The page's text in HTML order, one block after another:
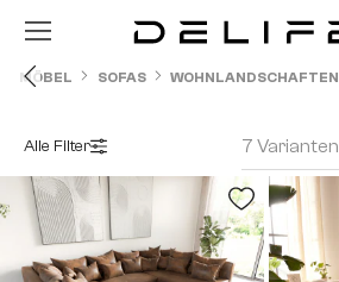
Zum Hauptinhalt springen
MÖBEL SOFAS WOHNLANDSCHAFTEN
Alle Filter 7 Varianten